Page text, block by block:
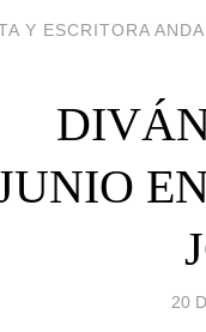
Y ESCRITORA
20